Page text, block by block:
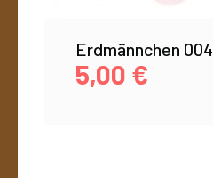
Erdmännchen 004
5,00 €